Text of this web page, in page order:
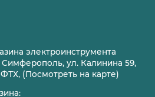
электроинструмента
ул. Калинина 59,
(Посмотреть на карте)